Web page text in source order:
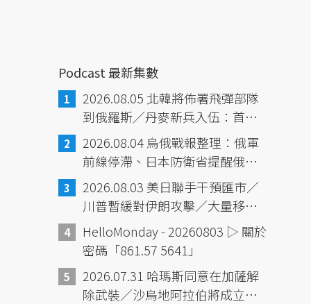
Podcast 最新集數
2026.08.05 北韓將佈署飛彈部隊
到俄羅斯／丹麥新兵入伍：首批
包含女性的義務役／中國財政壓
力，鎖定離岸信託課稅／義大利
彩券中獎幸運故事
2026.08.04 烏俄戰報整理：俄軍
前線停滯、日本防衛省提醒俄與
中國、北韓深化合作／熊本地震
滿一週／委內瑞拉震災已6125死
／黎巴嫩貝魯特大爆炸6週年／韓
國熱浪16死
2026.08.03 美日聯手干預匯市／
川普暫緩對伊朗攻擊／大量移民
湧入休達，已至少72死／紐時報
導：中國「境外人員動態管控平
台」
HelloMonday - 20260803 ▷ 關於
密碼「861.57 5641」
2026.07.31 哈瑪斯同意在加薩解
除武裝／沙烏地阿拉伯將成立跨